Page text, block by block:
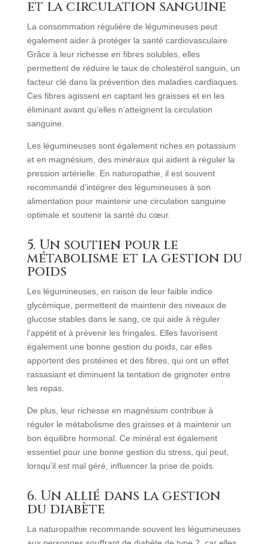
et la circulation sanguine
La consommation régulière de légumineuses peut
également aider à protéger la santé cardiovasculaire.
Grâce à leur richesse en fibres solubles, elles
permettent de réduire le taux de cholestérol sanguin, un
facteur clé dans la prévention des maladies cardiaques.
Ces fibres agissent en captant les graisses et en les
éliminant avant qu’elles n’atteignent la circulation
sanguine.
Les légumineuses sont également riches en potassium
et en magnésium, des minéraux qui aident à réguler la
pression artérielle. En naturopathie, il est souvent
recommandé d’intégrer des légumineuses à son
alimentation pour maintenir une circulation sanguine
optimale et soutenir la santé du cœur.
5. Un soutien pour le
métabolisme et la gestion du
poids
Les légumineuses, en raison de leur faible indice
glycémique, permettent de maintenir des niveaux de
glucose stables dans le sang, ce qui aide à réguler
l’appétit et à prévenir les fringales. Elles favorisent
également une bonne gestion du poids, car elles
apportent des protéines et des fibres, qui ont un effet
rassasiant et diminuent la tentation de grignoter entre
les repas.
De plus, leur richesse en magnésium contribue à
réguler le métabolisme des graisses et à maintenir un
bon équilibre hormonal. Ce minéral est également
essentiel pour une bonne gestion du stress, qui peut,
lorsqu’il est mal géré, influencer la prise de poids.
6. Un allié dans la gestion
du diabète
La naturopathie recommande souvent les légumineuses